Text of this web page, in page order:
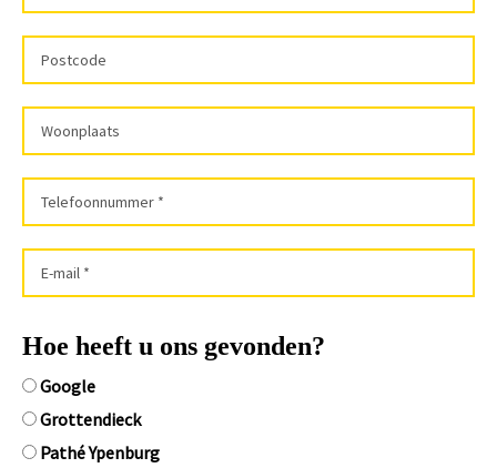
Hoe heeft u ons gevonden?
Google
Grottendieck
Pathé Ypenburg